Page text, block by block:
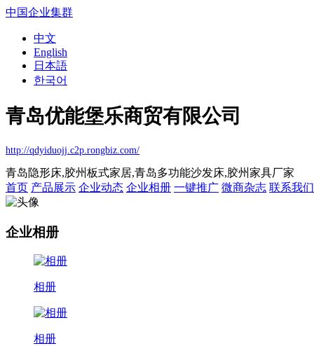
中国企业集群
中文
English
日本語
한국어
青岛优能堡乐商贸有限公司
http://qdyiduojj.c2p.rongbiz.com/
青岛隐形床,胶州板式家居,青岛多功能沙发床,胶州家具厂家
首页 产品展示 企业动态 企业相册 一键推广 微商杂志 联系我们
企业相册
相册
相册